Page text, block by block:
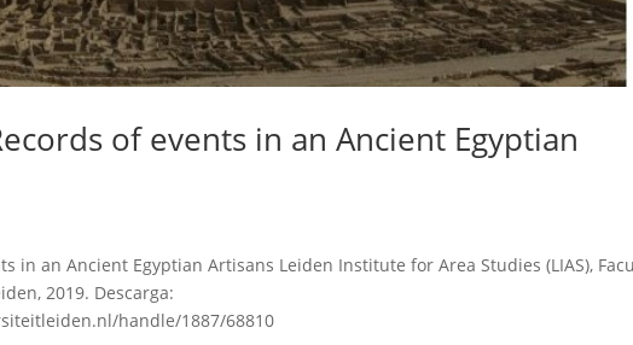
of events in an Ancient Egyptian
in an Ancient Egyptian Artisans Leiden Institute for Area Studies (LIAS),
2019. Descarga:
handle/1887/68810